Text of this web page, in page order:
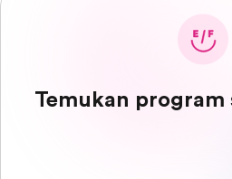
Temukan program